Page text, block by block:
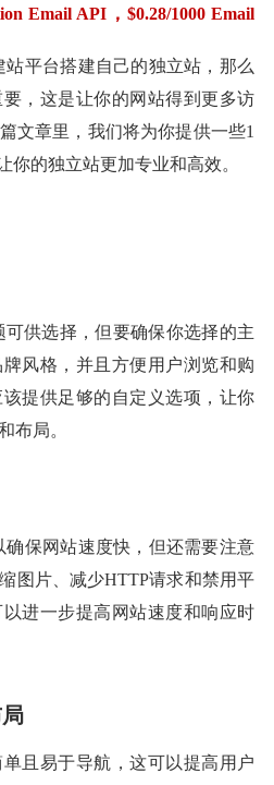
Email API，$0.28/1000 Email
站平台搭建自己的独立站，那么
，这是让你的网站得到更多访
文章里，我们将为你提供一些1
你的独立站更加专业和高效。
可供选择，但要确保你选择的主
风格，并且方便用户浏览和购
提供足够的自定义选项，让你
布局。
确保网站速度快，但还需要注意
图片、减少HTTP请求和禁用平
进一步提高网站速度和响应时
且易于导航，这可以提高用户